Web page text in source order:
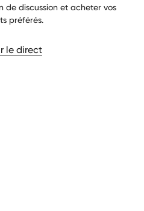
de discussion et acheter vos
préférés.
le direct